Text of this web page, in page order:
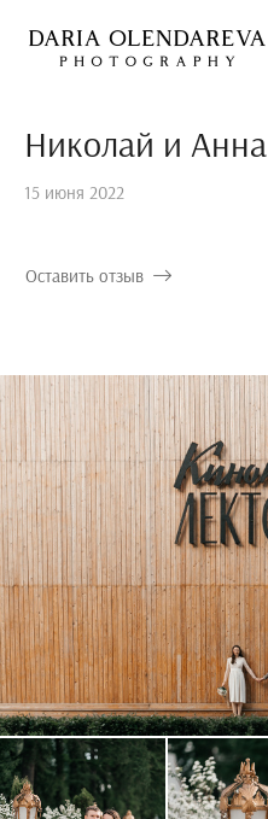
Николай и Анна
15 июня 2022
Оставить отзыв